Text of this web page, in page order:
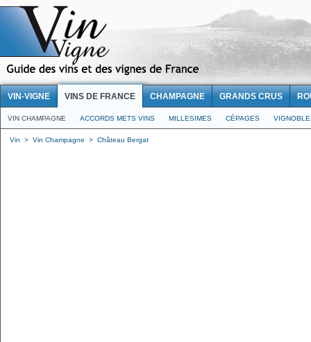
VIN-VIGNE VINS DE FRANCE CHAMPAGNE GRANDS CRUS
VIN CHAMPAGNE ACCORDS METS VINS MILLESIMES CÉPAGES
Vin > Vin Champagne > Château Bergat